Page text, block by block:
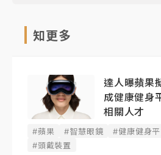
知更多
達人曝蘋果
成健康健
相關人才
#蘋果 #智慧眼鏡 #健康健身
#頭戴裝置